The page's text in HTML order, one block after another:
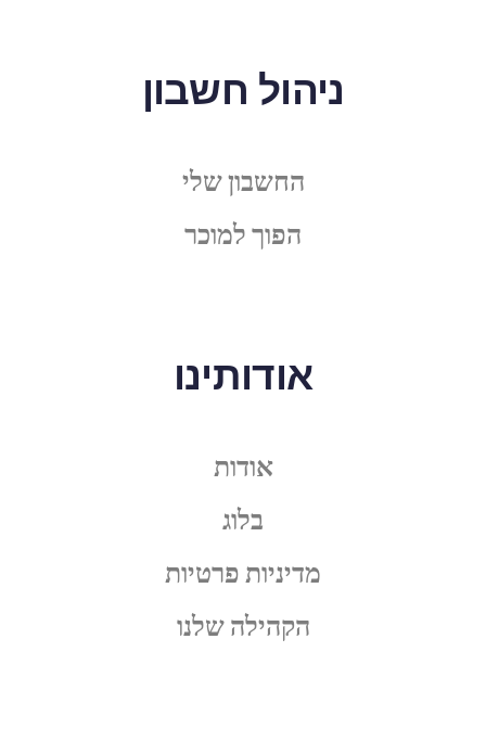
ניהול חשבון
החשבון שלי
הפוך למוכר
אודותינו
אודות
בלוג
מדיניות פרטיות
הקהילה שלנו